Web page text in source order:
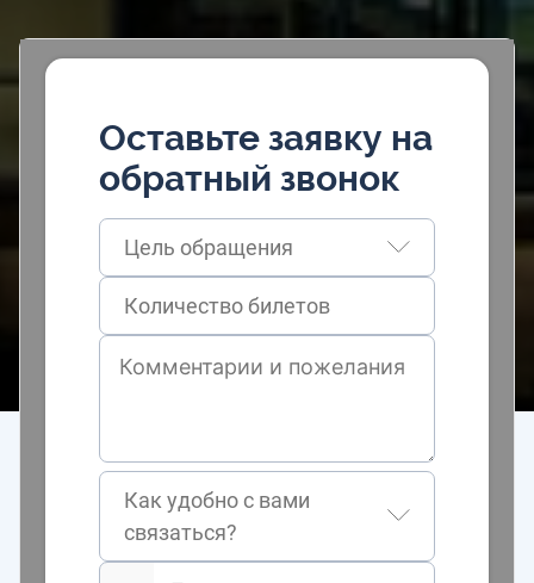
Оставьте заявку на
обратный звонок
Цель обращения
Как удобно с вами
связаться?